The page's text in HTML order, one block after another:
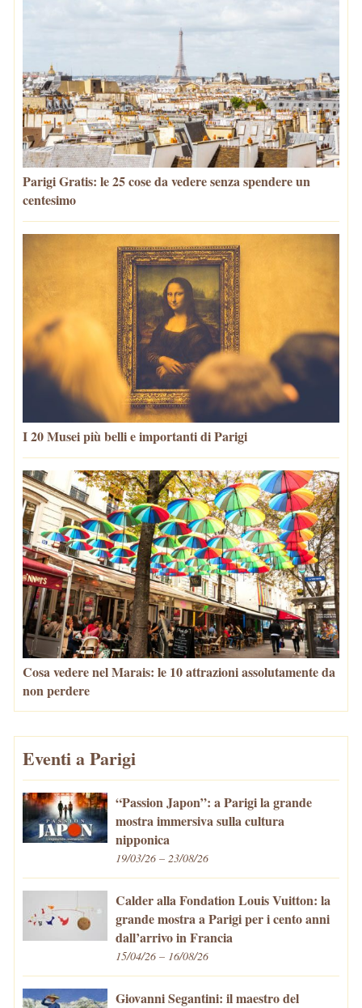
Parigi Gratis: le 25 cose da vedere senza spendere un
centesimo
I 20 Musei più belli e importanti di Parigi
Cosa vedere nel Marais: le 10 attrazioni assolutamente da
non perdere
Eventi a Parigi
“Passion Japon”: a Parigi la grande
mostra immersiva sulla cultura
nipponica
19/03/26 – 23/08/26
Calder alla Fondation Louis Vuitton: la
grande mostra a Parigi per i cento anni
dall’arrivo in Francia
15/04/26 – 16/08/26
Giovanni Segantini: il maestro del